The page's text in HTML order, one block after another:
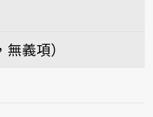
無義項）